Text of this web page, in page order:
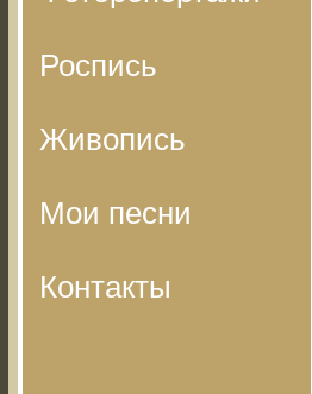
Роспись
Живопись
Мои песни
Контакты